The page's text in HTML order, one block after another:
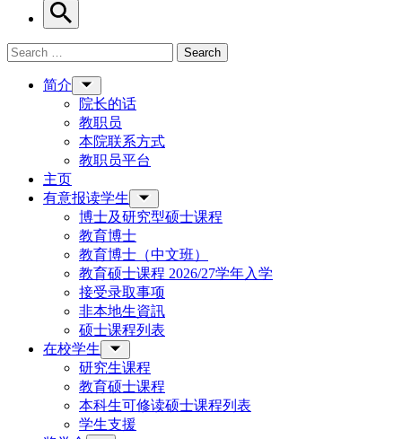
Search
Search for: Search
简介
院长的话
教职员
本院联系方式
教职员平台
主页
有意报读学生
博士及研究型硕士课程
教育博士
教育博士（中文班）
教育硕士课程 2026/27学年入学
接受录取事项
非本地生資訊
硕士课程列表
在校学生
研究生课程
教育硕士课程
本科生可修读硕士课程列表
学生支援